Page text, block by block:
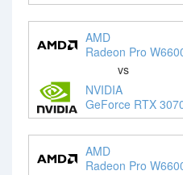
AMD
Radeon Pro
vs
NVIDIA
GeForce RTX
AMD
Radeon Pro